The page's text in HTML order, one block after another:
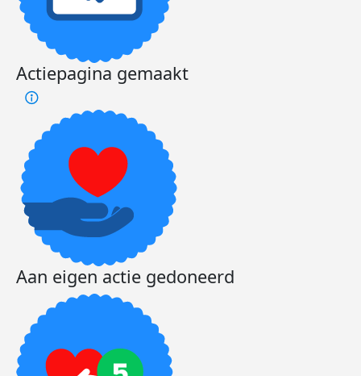
Actiepagina gemaakt
Aan eigen actie gedoneerd